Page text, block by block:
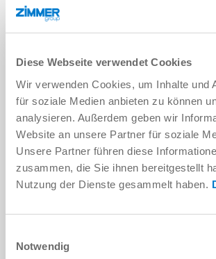
Diese Webseite verwendet Cookies
Wir verwenden Cookies, um Inhalte und
für soziale Medien anbieten zu können
analysieren. Außerdem geben wir
Website an unsere Partner für soziale
Unsere Partner führen diese
zusammen, die Sie ihnen bereitgestellt
Nutzung der Dienste gesammelt haben.
Notwendig
TÉLÉCHARGEMENTS
Télécharger les
Télécharger